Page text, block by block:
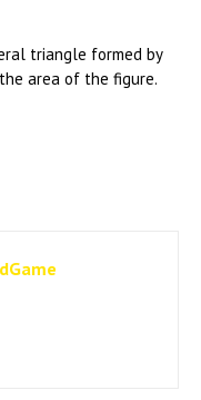
triangle formed by
area of the figure.